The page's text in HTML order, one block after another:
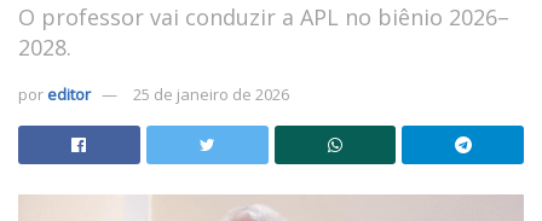
O professor vai conduzir a APL no biênio 2026–
2028.
por editor 25 de janeiro de 2026